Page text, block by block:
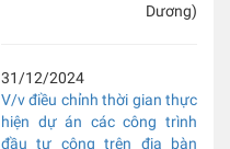
Dương)
31/12/2024
V/v điều chỉnh thời gian thực
hiện dự án các công trình
đầu tư công trên địa bàn